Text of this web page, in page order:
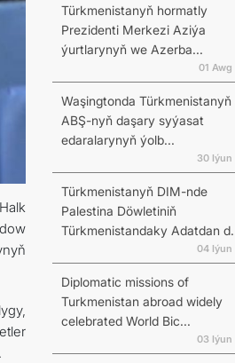
Türkmenistanyň hormatly
Prezidenti Merkezi Aziýa
ýurtlarynyň we Azerba...
01
Waşingtonda Türkmenistanyň
ABŞ-nyň daşary syýasat
edaralarynyň ýolb...
30 Iýun
Türkmenistanyň DIM-nde
Palestina Döwletiniň
Türkmenistandaky Adatdan
04 Iýun
Diplomatic missions of
Turkmenistan abroad widely
celebrated World Bic...
03 Iýun